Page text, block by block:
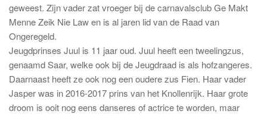
geweest. Zijn vader zat vroeger bij de carnavalsclub Ge Makt
Menne Zeik Nie Law en is al jaren lid van de Raad van
Ongeregeld.
Jeugdprinses Juul is 11 jaar oud. Juul heeft een tweelingzus,
genaamd Saar, welke ook bij de Jeugdraad is als hofzangeres.
Daarnaast heeft ze ook nog een oudere zus Fien. Haar vader
Jasper was in 2016-2017 prins van het Knollenrijk. Haar grote
droom is ooit nog eens danseres of actrice te worden, maar